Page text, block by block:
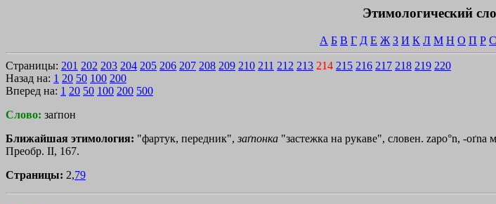
Этимологический
А Б В Г Д Е Ж З И К Л М Н О П Р С
Страницы: 201 202 203 204 205 206 207 208 209 210 211 212 213 214 215 216 217 218 219 220
Назад на: 1 20 50 100 200
Вперед на: 1 20 50 100 200 500
Слово: заґпон
Ближайшая этимология: "фартук, передник", заґпонка "застежка на рукаве", словен. zapo°n, -
Преобр. II, 167.
Страницы: 2,79